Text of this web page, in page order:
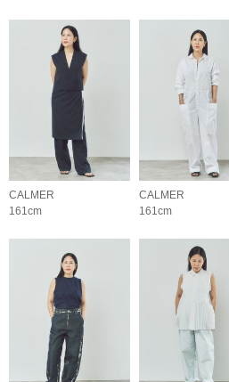
CALMER
161cm
CALMER
161cm